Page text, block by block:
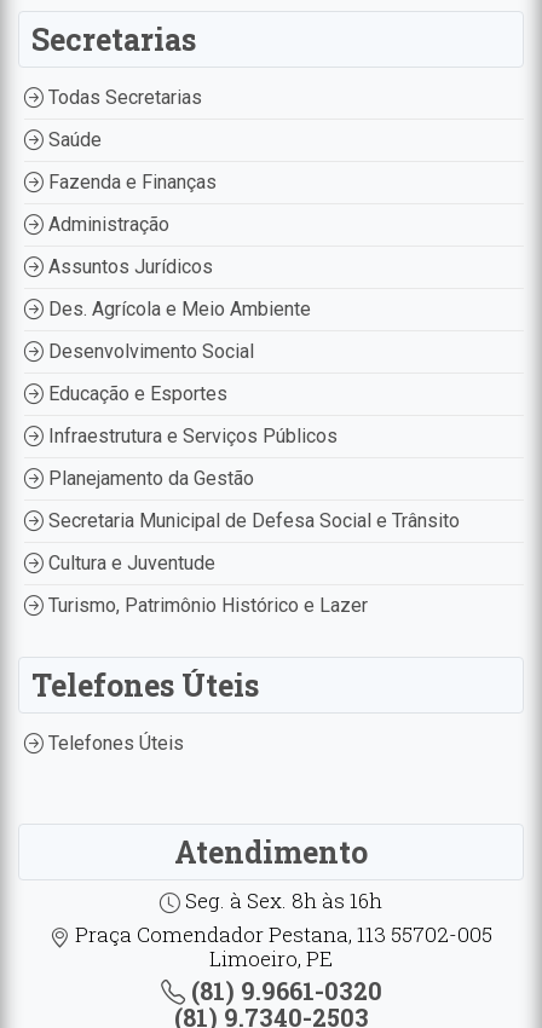
Secretarias
Todas Secretarias
Saúde
Fazenda e Finanças
Administração
Assuntos Jurídicos
Des. Agrícola e Meio Ambiente
Desenvolvimento Social
Educação e Esportes
Infraestrutura e Serviços Públicos
Planejamento da Gestão
Secretaria Municipal de Defesa Social e Trânsito
Cultura e Juventude
Turismo, Patrimônio Histórico e Lazer
Telefones Úteis
Telefones Úteis
Atendimento
Seg. à Sex. 8h às 16h
Praça Comendador Pestana, 113 55702-005
Limoeiro, PE
(81) 9.9661-0320
(81) 9.7340-2503